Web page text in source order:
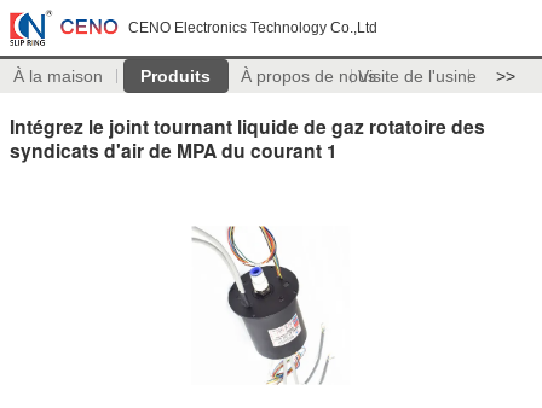
CENO Electronics Technology Co.,Ltd
À la maison Produits À propos de nousVisite de l'usine >>
Intégrez le joint tournant liquide de gaz rotatoire des
syndicats d'air de MPA du courant 1